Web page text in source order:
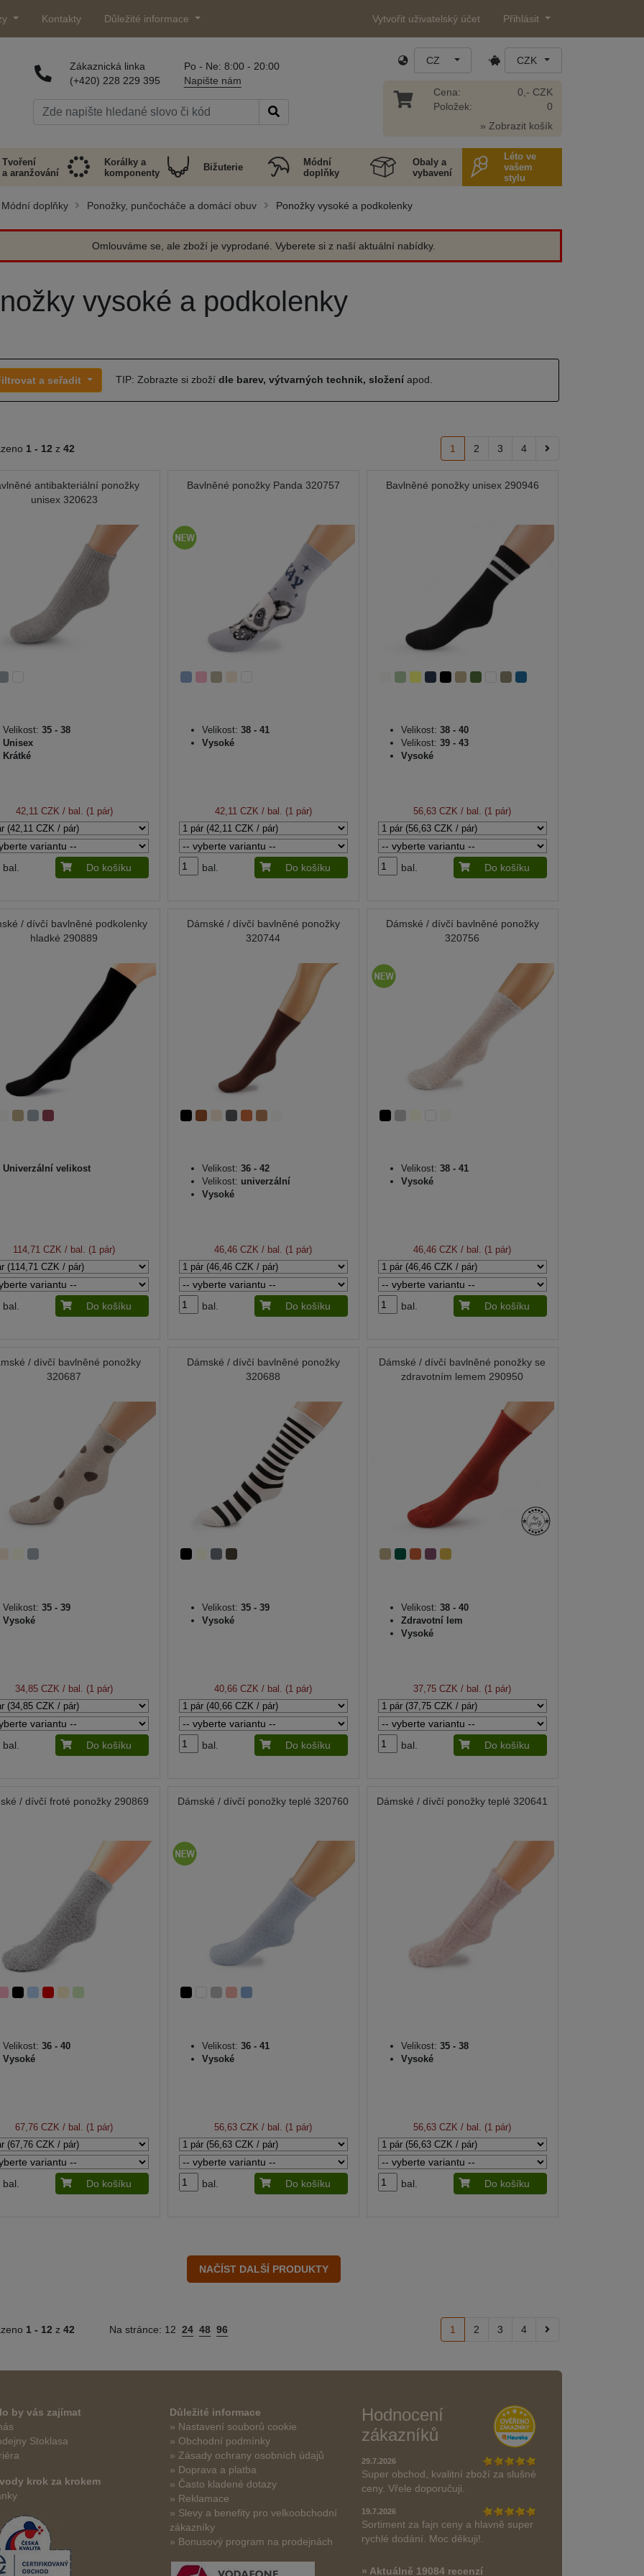
Kontakty Důležité informace Vytvořit uživatelský účet Přihlásit
Zákaznická linka
(+420) 228 229 395
Po - Ne: 8:00 - 20:00
Napište nám
CZ CZK
Cena:
Položek:
0,- CZK
0
» Zobrazit košík
Tvoření
a aranžování
Korálky a
komponenty
Bižuterie
Módní
doplňky
Obaly a
vybavení
Léto ve
vašem
stylu
Módní doplňky Ponožky, punčocháče a domácí obuv Ponožky vysoké a podkolenky
Omlouváme se, ale zboží je vyprodané. Vyberete si z naší aktuální nabídky.
vysoké a podkolenky
a seřadit TIP: Zobrazte si zboží dle barev, výtvarných technik, složeníapod.
1 - 12 z 42 1 2 3 4
antibakteriální ponožky
unisex 320623
Velikost: 35 - 38
Unisex
Krátké
42,11 CZK / bal. (1 pár)
bal. Do košíku
Bavlněné ponožky Panda 320757
Velikost: 38 - 41
Vysoké
42,11 CZK / bal. (1 pár)
bal. Do košíku
Bavlněné ponožky unisex 290946
Velikost: 38 - 40
Velikost: 39 - 43
Vysoké
56,63 CZK / bal. (1 pár)
bal. Do košíku
/ dívčí bavlněné podkolenky
hladké 290889
Univerzální velikost
114,71 CZK / bal. (1 pár)
bal. Do košíku
Dámské / dívčí bavlněné ponožky
320744
Velikost: 36 - 42
Velikost: univerzální
Vysoké
46,46 CZK / bal. (1 pár)
bal. Do košíku
Dámské / dívčí bavlněné ponožky
320756
Velikost: 38 - 41
Vysoké
46,46 CZK / bal. (1 pár)
bal. Do košíku
/ dívčí bavlněné ponožky
320687
Velikost: 35 - 39
Vysoké
34,85 CZK / bal. (1 pár)
bal. Do košíku
Dámské / dívčí bavlněné ponožky
320688
Velikost: 35 - 39
Vysoké
40,66 CZK / bal. (1 pár)
bal. Do košíku
Dámské / dívčí bavlněné ponožky se
zdravotním lemem 290950
Velikost: 38 - 40
Zdravotní lem
Vysoké
37,75 CZK / bal. (1 pár)
bal. Do košíku
/ dívčí froté ponožky 290869
Velikost: 36 - 40
Vysoké
67,76 CZK / bal. (1 pár)
bal. Do košíku
Dámské / dívčí ponožky teplé 320760
Velikost: 36 - 41
Vysoké
56,63 CZK / bal. (1 pár)
bal. Do košíku
Dámské / dívčí ponožky teplé 320641
Velikost: 35 - 38
Vysoké
56,63 CZK / bal. (1 pár)
bal. Do košíku
1 - 12 z 42 Na stránce: 12 24 48 96 1 2 3 4
by vás zajímat
Stoklasa
krok za krokem
Důležité informace
» Nastavení souborů cookie
» Obchodní podmínky
» Zásady ochrany osobních údajů
» Doprava a platba
» Často kladené dotazy
» Reklamace
» Slevy a benefity pro velkoobchodní
zákazníky
» Bonusový program na prodejnách
Hodnocení
zákazníků
29.7.2026
Super obchod, kvalitní zboží za slušné
ceny. Vřele doporučuji.
19.7.2026
Sortiment za fajn ceny a hlavně super
rychlé dodání. Moc děkuji!.
» Aktuálně 19084 recenzí